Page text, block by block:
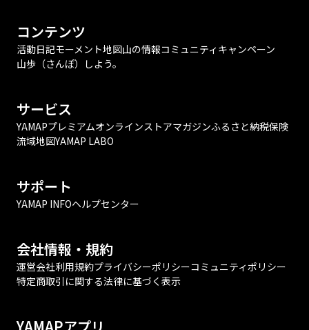
コンテンツ
活動日記モーメント地図山の情報コミュニティ キャンペーン
山歩（さんぽ）しよう。
サービス
YAMAPプレミアムオンラインストアマガジンふるさと納税保険
流域地図YAMAP LABO
サポート
YAMAP INFOヘルプセンター
会社情報・規約
運営会社利用規約プライバシーポリシーコミュニティポリシー
特定商取引に関する法律に基づく表示